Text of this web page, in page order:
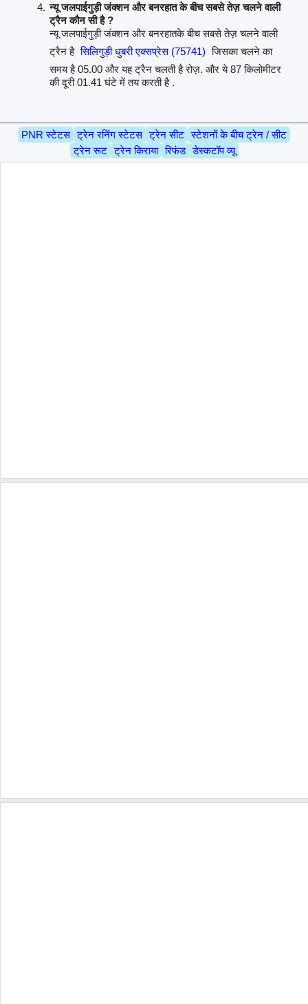
न्यू जलपाईगुड़ी जंक्शन और बनरहात के बीच सबसे तेज़ चलने वाली
ट्रैन कौन सी है ?
न्यू जलपाईगुड़ी जंक्शन और बनरहातके बीच सबसे तेज़ चलने वाली
ट्रैन है सिलिगुड़ी धुबरी एक्सप्रेस (75741) जिसका चलने का
समय है 05.00 और यह ट्रैन चलती है रोज़. और ये 87 किलोमीटर
की दूरी 01.41 घंटे में तय करती है .
PNR स्टेटस ट्रेन रनिंग स्टेटस ट्रेन सीट स्टेशनों के बीच ट्रेन / सीट
ट्रेन रूट ट्रेन किराया रिफंड डेस्कटॉप व्यू